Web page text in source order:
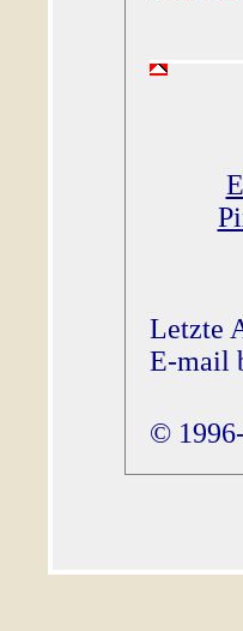
Letzte
E-mail
©